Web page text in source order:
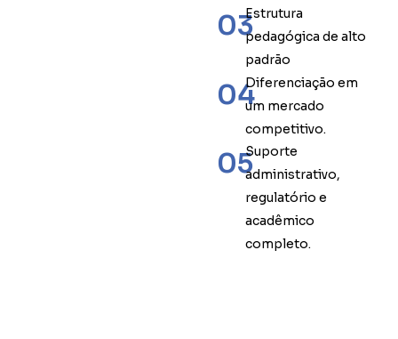
03Estrutura
pedagógica de alto
padrão
04Diferenciação em
um mercado
competitivo.
05Suporte
administrativo,
regulatório e
acadêmico
completo.